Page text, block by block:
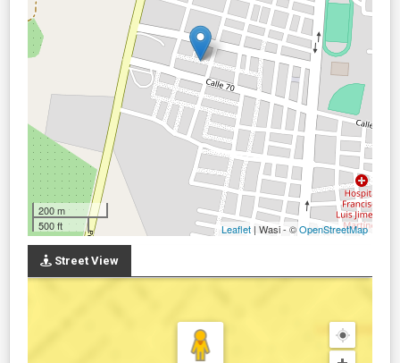
200 m
500 ft
Leaflet | Wasi - ©OpenStreetMap
Street View